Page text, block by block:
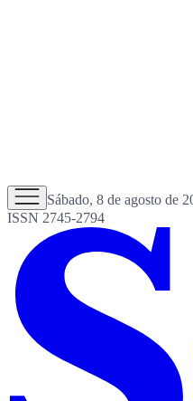
Sábado, 8 de agosto de
ISSN 2745-2794